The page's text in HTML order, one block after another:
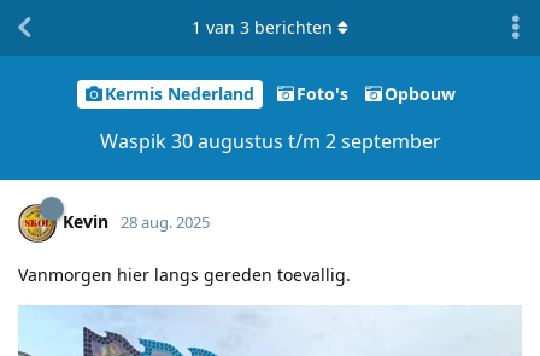
Kermis Nederland Foto's Opbouw
Waspik 30 augustus t/m 2 september
1 van 3 berichten
Kevin 28 aug. 2025
Vanmorgen hier langs gereden toevallig.